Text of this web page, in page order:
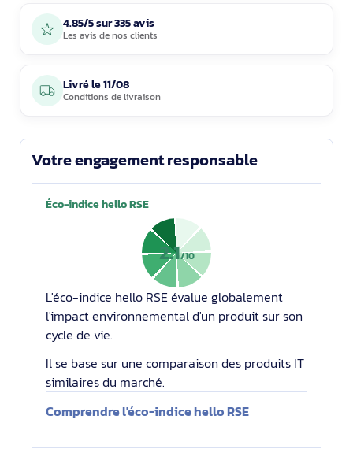
4.85/5 sur 335 avis
Les avis de nos clients
Livré le11/08
Conditions de livraison
Votre engagement responsable
Éco-indice hello RSE
2.1/10
L'éco-indice hello RSE évalue globalement
l'impact environnemental d'un produit sur son
cycle de vie.
Il se base sur une comparaison des produits IT
similaires du marché.
Comprendre l'éco-indice hello RSE